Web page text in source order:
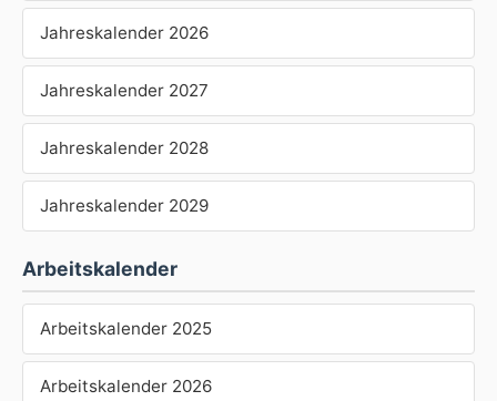
Jahreskalender 2026
Jahreskalender 2027
Jahreskalender 2028
Jahreskalender 2029
Arbeitskalender
Arbeitskalender 2025
Arbeitskalender 2026